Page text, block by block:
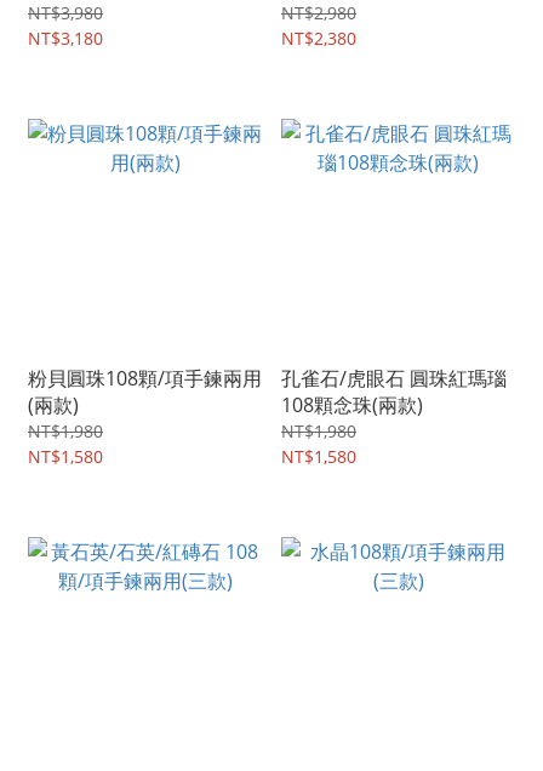
NT$3,980
NT$3,180
NT$2,980
NT$2,380
粉貝圓珠108顆/項手鍊兩用
(兩款)
NT$1,980
NT$1,580
孔雀石/虎眼石 圓珠紅瑪瑙
108顆念珠(兩款)
NT$1,980
NT$1,580